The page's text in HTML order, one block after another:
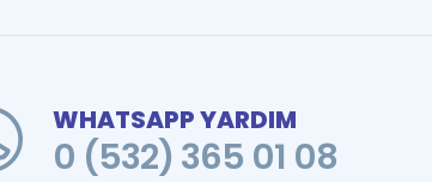
WHATSAPP YARDIM
0 (532) 365 01 08